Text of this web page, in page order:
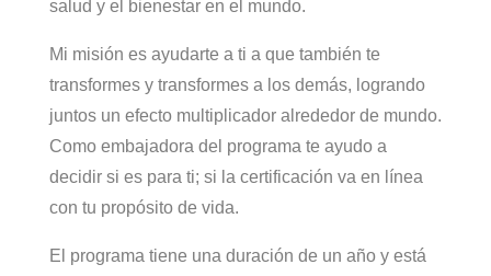
salud y el bienestar en el mundo.
Mi misión es ayudarte a ti a que también te
transformes y transformes a los demás, logrando
juntos un efecto multiplicador alrededor de mundo.
Como embajadora del programa te ayudo a
decidir si es para ti; si la certificación va en línea
con tu propósito de vida.
El programa tiene una duración de un año y está